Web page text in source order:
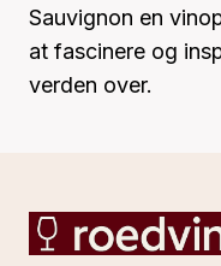
Sauvignon en
at fascinere og
verden over.